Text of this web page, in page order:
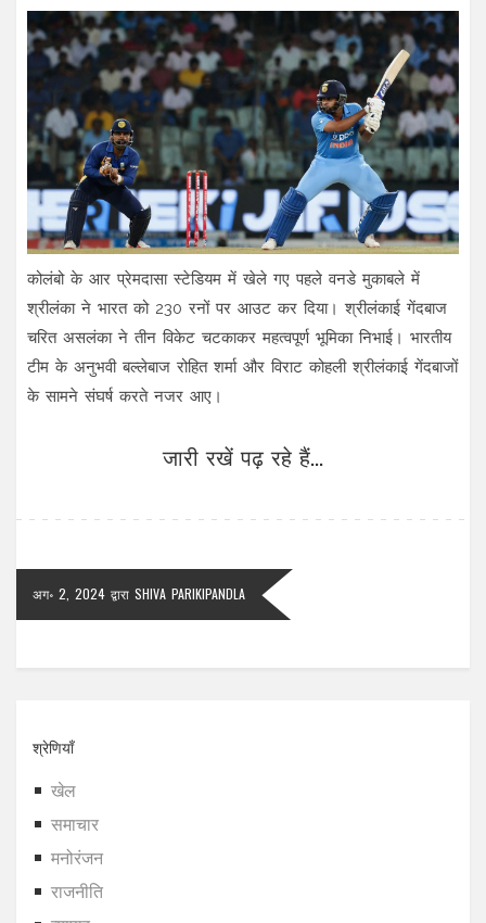
कोलंबो के आर प्रेमदासा स्टेडियम में खेले गए पहले वनडे मुकाबले में
श्रीलंका ने भारत को 230 रनों पर आउट कर दिया। श्रीलंकाई गेंदबाज
चरित असलंका ने तीन विकेट चटकाकर महत्वपूर्ण भूमिका निभाई। भारतीय
टीम के अनुभवी बल्लेबाज रोहित शर्मा और विराट कोहली श्रीलंकाई गेंदबाजों
के सामने संघर्ष करते नजर आए।
जारी रखें पढ़ रहे हैं...
अग॰ 2, 2024 द्वारा SHIVA PARIKIPANDLA
श्रेणियाँ
खेल
समाचार
मनोरंजन
राजनीति